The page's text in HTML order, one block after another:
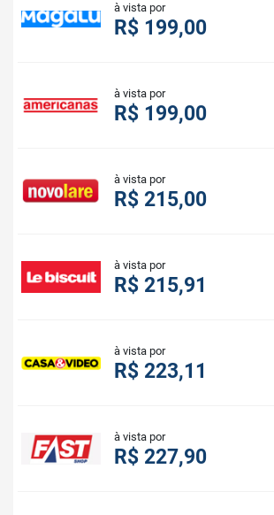
à vista por
R$ 199,00
à vista por
R$ 199,00
à vista por
R$ 215,00
à vista por
R$ 215,91
à vista por
R$ 223,11
à vista por
R$ 227,90